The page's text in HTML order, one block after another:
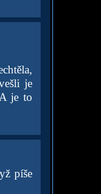
je
je to
píše